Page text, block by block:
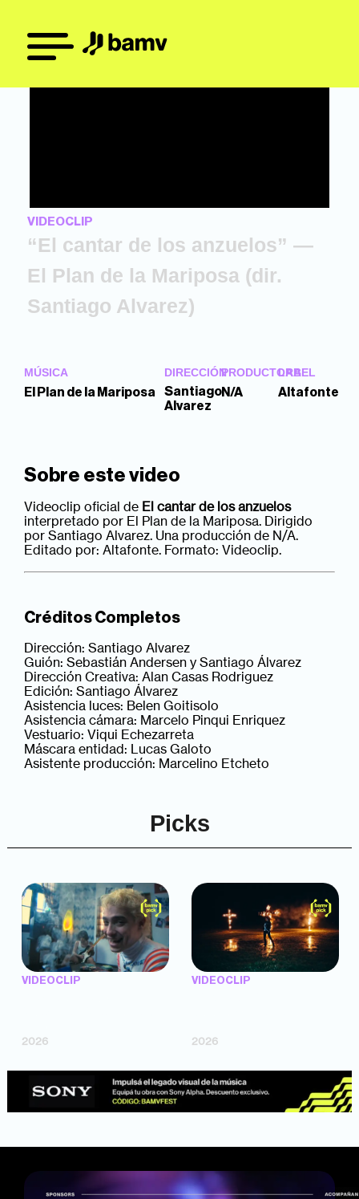
VIDEOCLIP
“El cantar de los anzuelos” —
El Plan de la Mariposa (dir.
Santiago Alvarez)
MÚSICA
El Plan de la Mariposa
DIRECCIÓN
Santiago
Alvarez
PRODUCTORA
N/A
LABEL
Altafonte
Sobre este video
Videoclip oficial de El cantar de los anzuelos
interpretado por El Plan de la Mariposa. Dirigido
por Santiago Alvarez. Una producción de N/A.
Editado por: Altafonte. Formato: Videoclip.
Créditos Completos
Dirección: Santiago Alvarez
Guión: Sebastián Andersen y Santiago Álvarez
Dirección Creativa: Alan Casas Rodriguez
Edición: Santiago Álvarez
Asistencia luces: Belen Goitisolo
Asistencia cámara: Marcelo Pinqui Enriquez
Vestuario: Viqui Echezarreta
Máscara entidad: Lucas Galoto
Asistente producción: Marcelino Etcheto
Picks
VIDEOCLIP
2026
VIDEOCLIP
2026